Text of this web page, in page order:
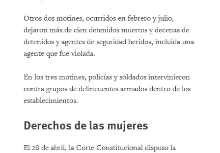
Otros dos motines, ocurridos en febrero y julio,
dejaron más de cien detenidos muertos y decenas de
detenidos y agentes de seguridad heridos, incluida una
agente que fue violada.
En los tres motines, policías y soldados intervinieron
contra grupos de delincuentes armados dentro de los
establecimientos.
Derechos de las mujeres
El 28 de abril, la Corte Constitucional dispuso la